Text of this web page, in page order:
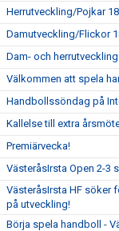
Herrutveckling/Pojkar
Damutveckling/Flickor
Dam- och
Välkommen att spela
Handbollssöndag på
Kallelse till extra
Premiärvecka!
VästeråsIrsta Open 2-3
VästeråsIrsta HF söker
på utveckling!
Börja spela handboll -